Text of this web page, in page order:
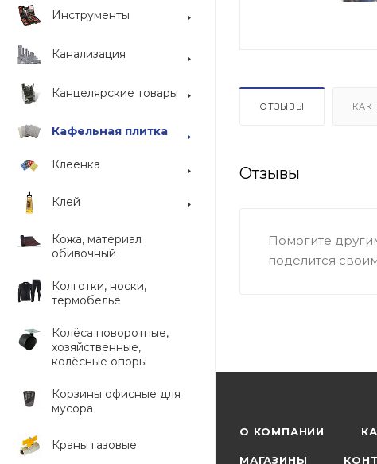
Инструменты
Канализация
Канцелярские товары
Кафельная плитка
Клеёнка
Клей
Кожа, материал
обивочный
Колготки, носки,
термобельё
Колёса поворотные,
хозяйственные,
колёсные опоры
Корзины офисные для
мусора
Краны газовые
ОТЗЫВЫ КАК
Отзывы
Помогите
поделится
О КОМПАНИИ
МАГАЗИНЫ